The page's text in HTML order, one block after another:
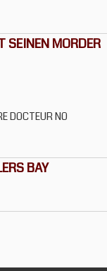
SEINEN MORDER
DOCTEUR NO
BAY